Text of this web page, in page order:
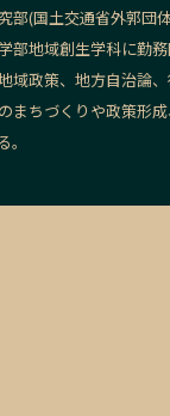
部(国土交通省外郭団
部地域創生学科に勤
域政策、地方自治論
まちづくりや政策形